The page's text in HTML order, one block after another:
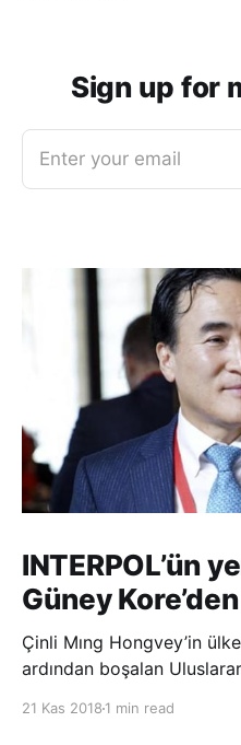
Sign up for
Enter your email
INTERPOL’ün
Güney Kore’den
Çinli Mıng Hongvey’in
ardından boşalan
21 Kas 2018 1 min read